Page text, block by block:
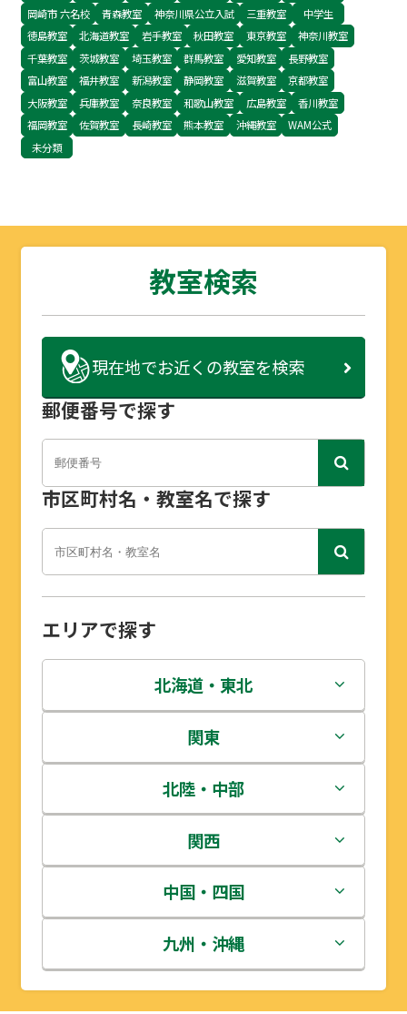
岡崎市 六名校
青森教室 神奈川県公立入試 三重教室
中学生
徳島教室
北海道教室 岩手教室 秋田教室 東京教室
神奈川教室
千葉教室
茨城教室 埼玉教室 群馬教室 愛知教室
長野教室
富山教室
福井教室 新潟教室 静岡教室 滋賀教室
京都教室
大阪教室
兵庫教室 奈良教室 和歌山教室 広島教室
香川教室
福岡教室
佐賀教室 長崎教室 熊本教室 沖縄教室
WAM公式
未分類
教室検索
現在地でお近くの教室を検索
郵便番号で探す
市区町村名・教室名で探す
エリアで探す
北海道・東北
北海道
青森県
岩手県
宮城県
秋田県
山形県
関東
茨城県
栃木県
群馬県
埼玉県
千葉県
北陸・中部
新潟県
富山県
石川県
福井県
関西
三重県
滋賀県
京都府
中国・四国
鳥取県
島根県
九州・沖縄
福岡県